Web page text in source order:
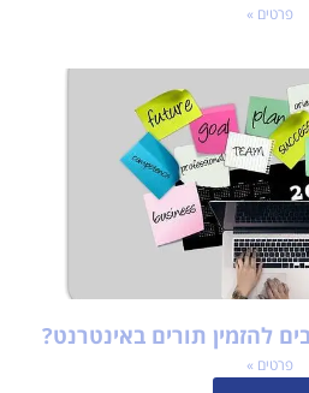
פרטים »
להזמין תורים באינטרנט?
פרטים »